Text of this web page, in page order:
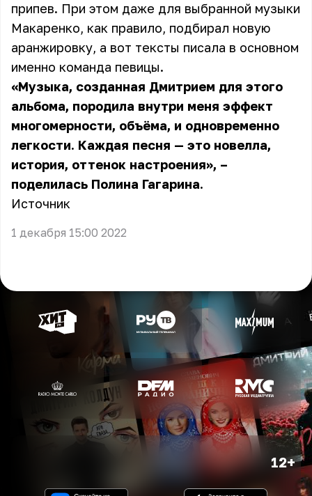
припев. При этом даже для выбранной музыки
Макаренко, как правило, подбирал новую
аранжировку, а вот тексты писала в основном
именно команда певицы.
«Музыка, созданная Дмитрием для этого
альбома, породила внутри меня эффект
многомерности, объёма, и одновременно
легкости. Каждая песня — это новелла,
история, оттенок настроения», –
поделилась Полина Гагарина.
Источник
1 декабря 15:00 2022
12+